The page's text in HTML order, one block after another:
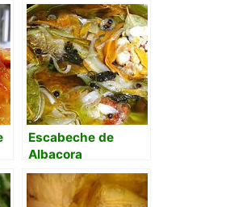
Escabeche de
Albacora